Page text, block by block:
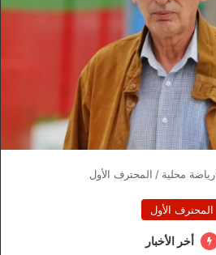
رياضة محلية / المحترف الأول
المحترف الأول
أخر الأخبار